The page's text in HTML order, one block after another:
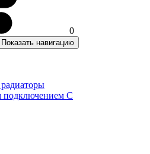
0
Показать навигацию
подключением C